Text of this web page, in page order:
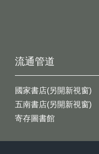
流通管道
國家書店(另開新視窗)
五南書店(另開新視窗)
寄存圖書館